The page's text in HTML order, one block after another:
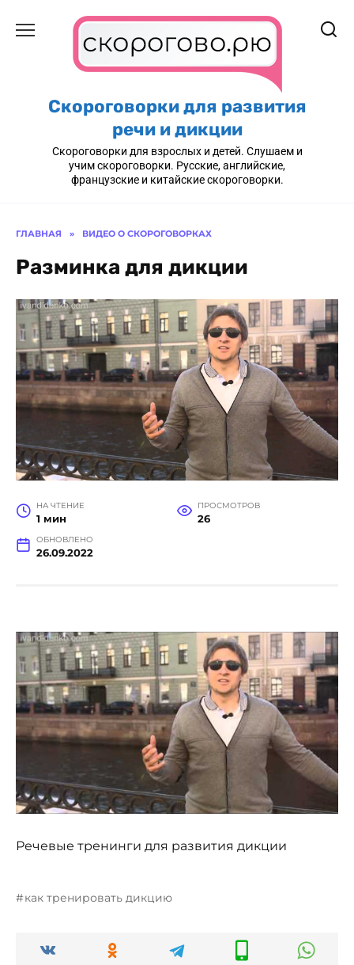
содержанию
Скороговорки для развития
речи и дикции
Скороговорки для взрослых и детей. Слушаем и
учим скороговорки. Русские, английские,
французские и китайские скороговорки.
ГЛАВНАЯ » ВИДЕО О СКОРОГОВОРКАХ
Разминка для дикции
НА ЧТЕНИЕ
1 мин
ПРОСМОТРОВ
26
ОБНОВЛЕНО
26.09.2022
Речевые тренинги для развития дикции
как тренировать дикцию